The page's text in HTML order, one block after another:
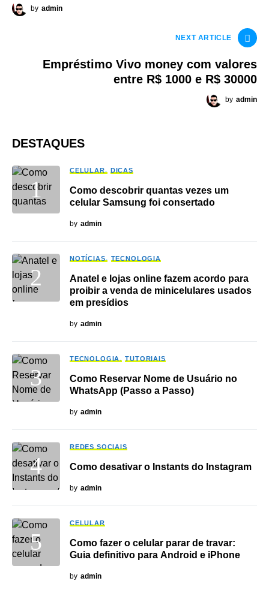
by admin
NEXT ARTICLE
Empréstimo Vivo money com valores
entre R$ 1000 e R$ 30000
by admin
DESTAQUES
CELULAR DICAS
Como descobrir quantas vezes um
celular Samsung foi consertado
by admin
NOTÍCIAS TECNOLOGIA
Anatel e lojas online fazem acordo para
proibir a venda de minicelulares usados
em presídios
by admin
TECNOLOGIA TUTORIAIS
Como Reservar Nome de Usuário no
WhatsApp (Passo a Passo)
by admin
REDES SOCIAIS
Como desativar o Instants do Instagram
by admin
CELULAR
Como fazer o celular parar de travar:
Guia definitivo para Android e iPhone
by admin